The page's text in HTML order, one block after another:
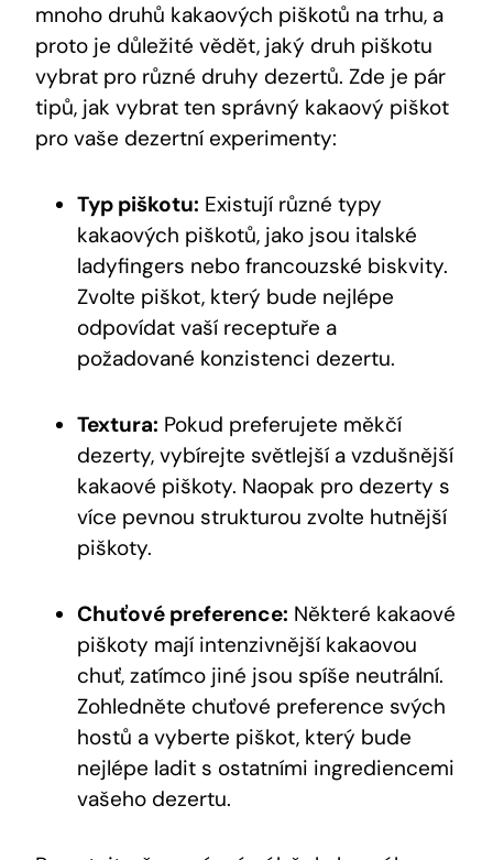
mnoho druhů kakaových piškotů na trhu, a
proto je důležité vědět, jaký druh piškotu
vybrat pro různé druhy dezertů. Zde je pár
tipů, jak vybrat ten správný kakaový piškot
pro vaše dezertní experimenty:
Typ piškotu: Existují různé typy
kakaových piškotů, jako jsou italské
ladyfingers nebo francouzské biskvity.
Zvolte piškot, který bude nejlépe
odpovídat vaší receptuře a
požadované konzistenci dezertu.
Textura: Pokud preferujete měkčí
dezerty, vybírejte světlejší a vzdušnější
kakaové piškoty. Naopak pro dezerty s
více pevnou strukturou zvolte hutnější
piškoty.
Chuťové preference: Některé kakaové
piškoty mají intenzivnější kakaovou
chuť, zatímco jiné jsou spíše neutrální.
Zohledněte chuťové preference svých
hostů a vyberte piškot, který bude
nejlépe ladit s ostatními ingrediencemi
vašeho dezertu.